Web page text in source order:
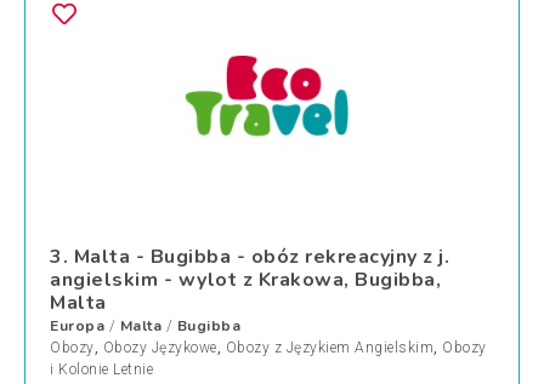
3. Malta - Bugibba - obóz rekreacyjny z j.
angielskim - wylot z Krakowa, Bugibba,
Malta
Europa / Malta / Bugibba
Obozy, Obozy Językowe, Obozy z Językiem Angielskim, Obozy
i Kolonie Letnie